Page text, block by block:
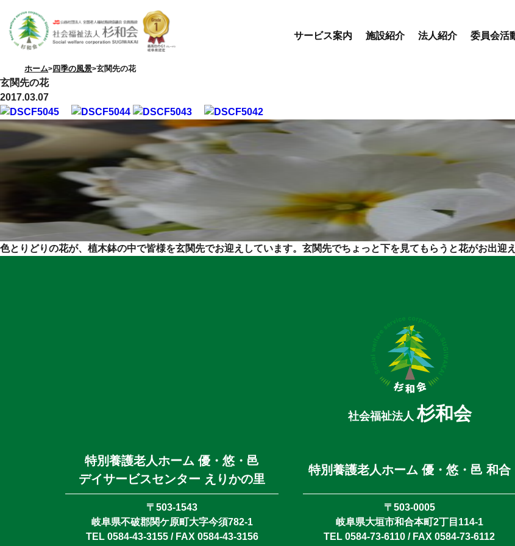
サービス案内 施設紹介
特別養護老人ホーム
優・悠・邑 えりかの里 優・悠・邑 和合
法人紹介 委員会活
ホーム 四季の風景 玄関先の花
玄関先の花
2017.03.07
色とりどりの花が、植木鉢の中で皆様を玄関先でお迎えしています。玄関先でちょっと下を見てもらうと花がお出迎
社会福祉法人杉和会
特別養護老人ホーム 優・悠・邑
デイサービスセンター えりかの里
〒503-1543
岐阜県不破郡関ケ原町大字今須782-1
TEL 0584-43-3155 / FAX 0584-43-3156
特別養護老人ホーム 優・悠・邑 和合
〒503-0005
岐阜県大垣市和合本町2丁目114-1
TEL 0584-73-6110 / FAX 0584-73-6112